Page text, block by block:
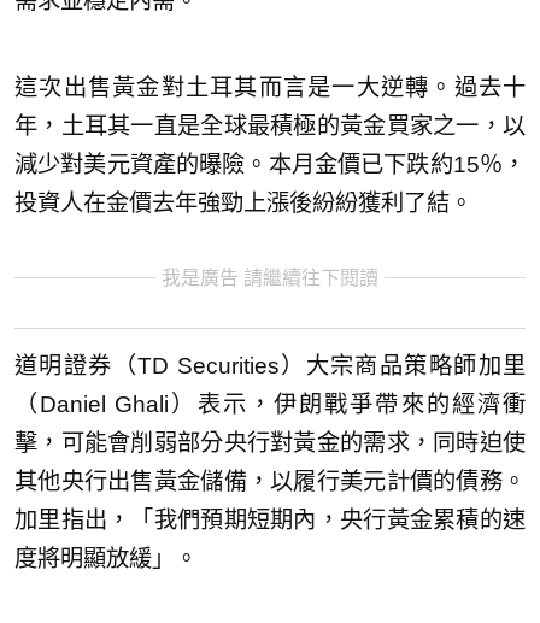
這次出售黃金對土耳其而言是一大逆轉。過去十
年，土耳其一直是全球最積極的黃金買家之一，以
減少對美元資產的曝險。本月金價已下跌約15％，
投資人在金價去年強勁上漲後紛紛獲利了結。
我是廣告 請繼續往下閱讀
道明證券（TD Securities）大宗商品策略師加里
（Daniel Ghali）表示，伊朗戰爭帶來的經濟衝
擊，可能會削弱部分央行對黃金的需求，同時迫使
其他央行出售黃金儲備，以履行美元計價的債務。
加里指出，「我們預期短期內，央行黃金累積的速
度將明顯放緩」。